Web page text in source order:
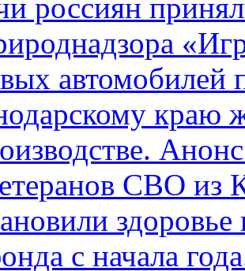
россиян
автомобилей
краю
СВО из
с начала